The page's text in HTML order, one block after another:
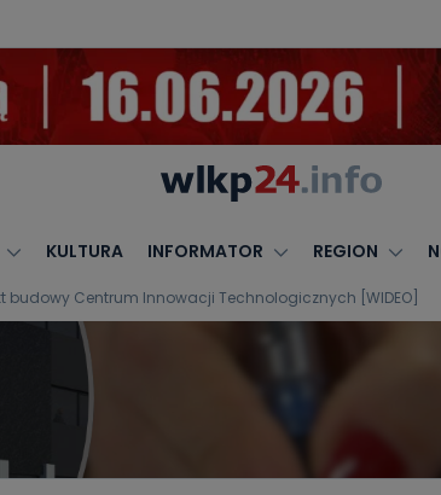
KULTURA INFORMATOR REGION
Centrum Innowacji Technologicznych [WIDEO]